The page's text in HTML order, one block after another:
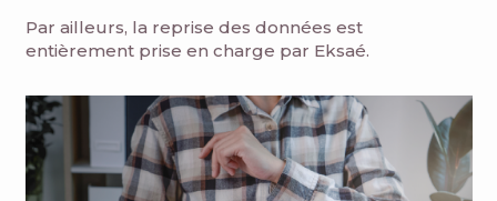
Par ailleurs, la reprise des données est
entièrement prise en charge par Eksaé.